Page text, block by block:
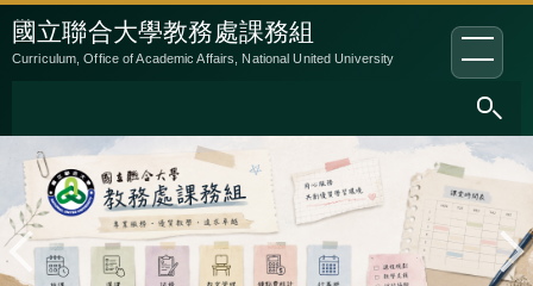
跳
到
內
容
區
:::
國立聯合大學教務處課務組
Curriculum, Office of Academic Affairs, National United University